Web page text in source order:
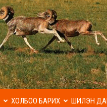
ХОЛБОО БАРИХ ШИЛЭН